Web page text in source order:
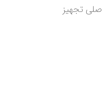
تجهیز